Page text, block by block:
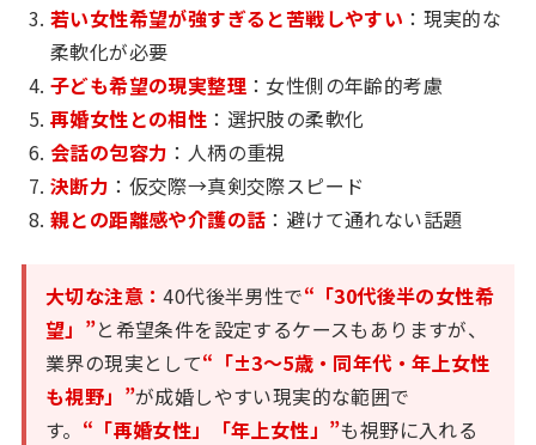
若い女性希望が強すぎると苦戦しやすい ：現実的な
柔軟化が必要
子ども希望の現実整理：女性側の年齢的考慮
再婚女性との相性 ：選択肢の柔軟化
会話の包容力 ：人柄の重視
決断力 ：仮交際→真剣交際スピード
親との距離感や介護の話 ：避けて通れない話題
大切な注意：40代後半男性で“「30代後半の女性希
望」”と希望条件を設定するケースもありますが、
業界の現実として“「±3〜5歳・同年代・年上女性
も視野」”が成婚しやすい現実的な範囲で
す。 “「再婚女性」「年上女性」”も視野に入れる